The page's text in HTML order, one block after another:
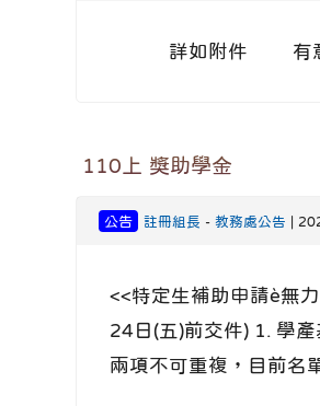
詳如附件 有意願
110上 獎助學金
公告 註冊組長 -教務處公告 |
<<特定生補助申請è無
24日(五)前交件) 1. 學
兩項不可重複，目前名